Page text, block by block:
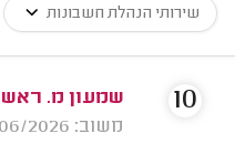
שירותי הנהלת חשבונות
שמעון מ.
משוב: 22/06/2026
10